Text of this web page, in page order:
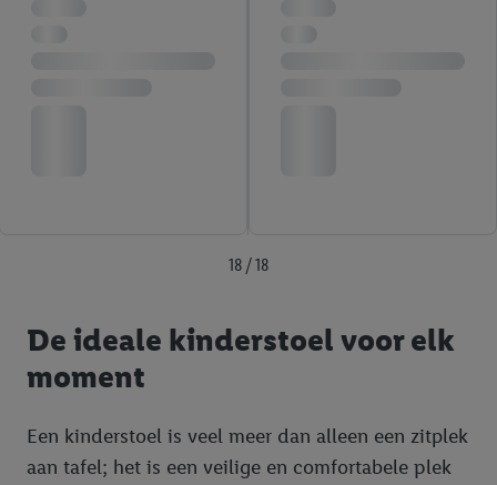
18 / 18
De ideale kinderstoel voor elk
moment
Een kinderstoel is veel meer dan alleen een zitplek
aan tafel; het is een veilige en comfortabele plek